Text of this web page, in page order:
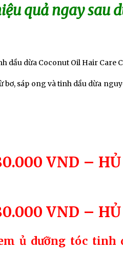
quả ngay sau
dầu dừa Coconut Oil Hair Care
sáp ong và tinh dầu dừa
VND –
VND –
ủ dưỡng tóc tinh